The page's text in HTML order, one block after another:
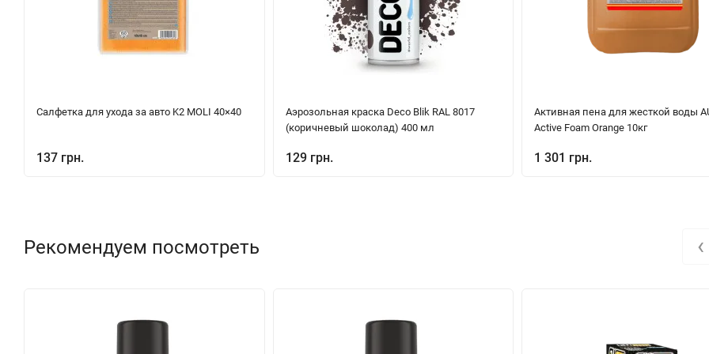
Салфетка для ухода за авто K2 MOLI 40×40
137 грн.
Аэрозольная краска Deco Blik RAL 8017
(коричневый шоколад) 400 мл
129 грн.
Активная пена для жесткой воды
Active Foam Orange 10кг
1 301 грн.
Рекомендуем посмотреть ‹